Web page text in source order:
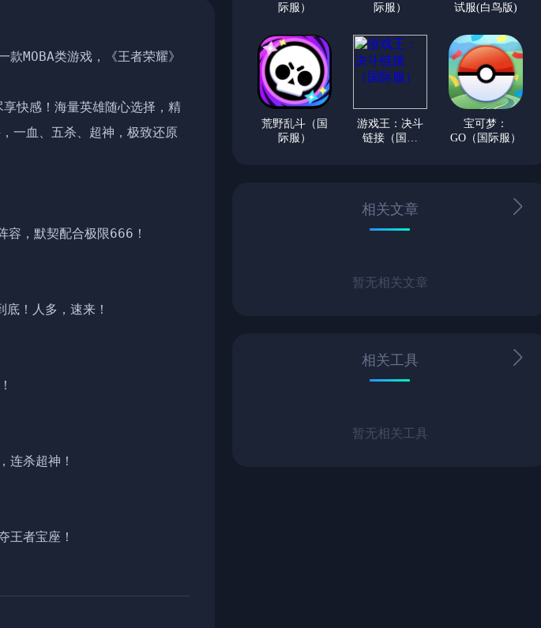
MOBA类游戏，《王者荣耀》
快感！海量英雄随心选择，精
一血、五杀、超神，极致还原
容，默契配合极限666！
！人多，速来！
连杀超神！
王者宝座！
际服）
际服）
试服(白鸟版)
荒野乱斗（国
际服）
游戏王：决斗
链接（国际
宝可梦：
GO（国际服）
相关文章
暂无相关文章
相关工具
暂无相关工具